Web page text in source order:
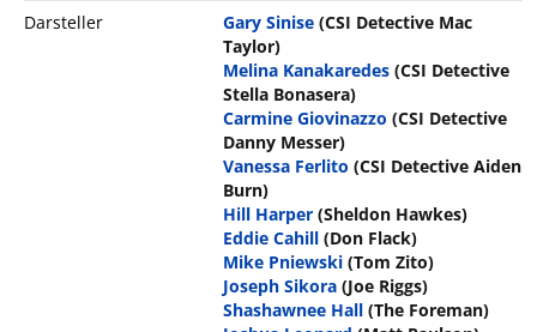
Darsteller
Gary Sinise (CSI Detective Mac
Taylor)
Melina Kanakaredes (CSI Detective
Stella Bonasera)
Carmine Giovinazzo (CSI Detective
Danny Messer)
Vanessa Ferlito (CSI Detective Aiden
Burn)
Hill Harper (Sheldon Hawkes)
Eddie Cahill (Don Flack)
Mike Pniewski (Tom Zito)
Joseph Sikora (Joe Riggs)
Shashawnee Hall (The Foreman)